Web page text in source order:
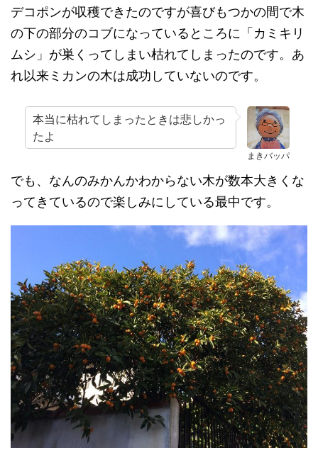
デコポンが収穫できたのですが喜びもつかの間で木
の下の部分のコブになっているところに「カミキリ
ムシ」が巣くってしまい枯れてしまったのです。あ
れ以来ミカンの木は成功していないのです。
まきバッパ
本当に枯れてしまったときは悲しかっ
たよ
でも、なんのみかんかわからない木が数本大きくな
ってきているので楽しみにしている最中です。